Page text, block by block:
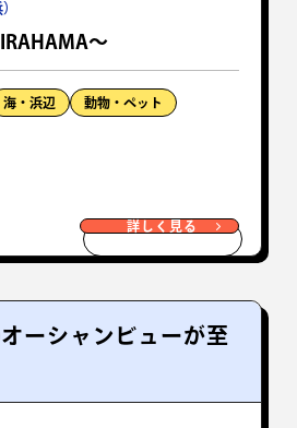
～
海・浜辺 動物・ペット
詳しく見る
ーシャンビューが至